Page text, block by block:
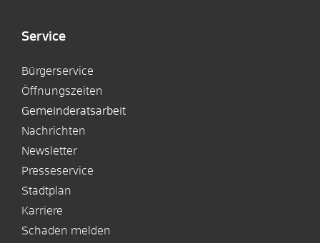
Service
Bürgerservice
Öffnungszeiten
Gemeinderatsarbeit
Nachrichten
Newsletter
Presseservice
Stadtplan
Karriere
Schaden melden